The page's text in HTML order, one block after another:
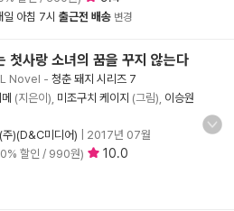
일 아침 7시 출근전 배송 변경
첫사랑 소녀의 꿈을 꾸지 않는다
Novel - 청춘 돼지 시리즈 7
(지은이), 미조구치 케이지 (그림), 이승원
주)(D&C미디어)
2017년 07월
할인 / 990원)
10.0